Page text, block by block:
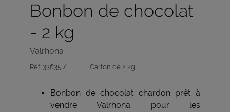
Bonbon de chocolat
- 2 kg
Valrhona
Réf: 33635 / Carton de 2 kg
Bonbon de chocolat chardon prêt à
vendre Valrhona pour les